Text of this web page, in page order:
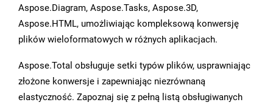
Aspose.Diagram, Aspose.Tasks, Aspose.3D,
Aspose.HTML, umożliwiając kompleksową konwersję
plików wieloformatowych w różnych aplikacjach.
Aspose.Total obsługuje setki typów plików, usprawniając
złożone konwersje i zapewniając niezrównaną
elastyczność. Zapoznaj się z pełną listą obsługiwanych